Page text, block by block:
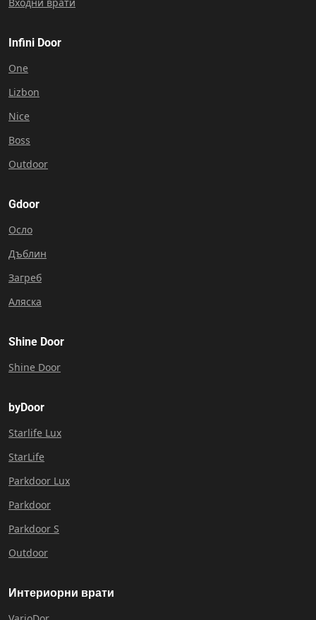
Infini Door
One
Lizbon
Nice
Boss
Outdoor
Gdoor
Осло
Дъблин
Загреб
Аляска
Shine Door
Shine Door
byDoor
Starlife Lux
StarLife
Parkdoor Lux
Parkdoor
Parkdoor S
Outdoor
Интериорни врати